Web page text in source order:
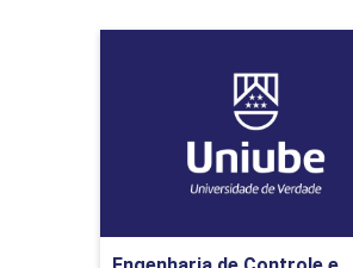
ESTATÍSTICA APLICADA
Detalhes do curso